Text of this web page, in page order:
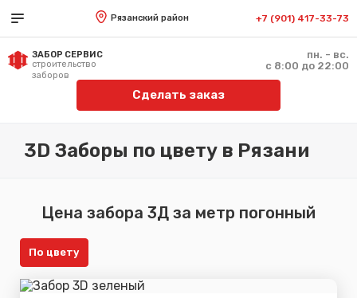
Рязанский район +7 (901) 417-33-73
ЗАБОР СЕРВИС
строительство
заборов
пн. - вс.
с 8:00 до 22:00
Сделать заказ
3D Заборы по цвету в Рязани
Цена забора 3Д за метр погонный
По цвету